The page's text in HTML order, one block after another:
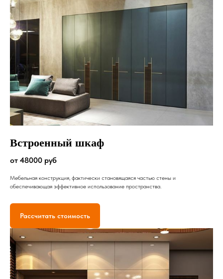
Встроенный шкаф
от 48000 руб
Мебельная конструкция, фактически становящаяся частью стены и
обеспечивающая эффективное использование пространства.
Рассчитать стоимость